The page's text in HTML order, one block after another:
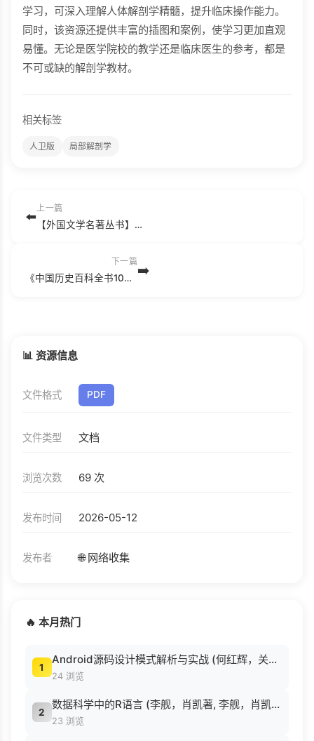
学习，可深入理解人体解剖学精髓，提升临床操作能力。
同时，该资源还提供丰富的插图和案例，使学习更加直观
易懂。无论是医学院校的教学还是临床医生的参考，都是
不可或缺的解剖学教材。
相关标签
人卫版 局部解剖学
⬅️
上一篇
【外国文学名著丛书】埃涅阿斯纪[古罗马]维吉尔 杨周翰.pdf
下一篇
《中国历史百科全书10：民族与对外关系卷》主编：徐寒.pdf ➡️
📊 资源信息
文件格式 PDF
文件类型 文档
浏览次数 69 次
发布时间 2026-05-12
发布者 🌐 网络收集
🔥 本月热门
1
Android源码设计模式解析与实战 (何红辉，关爱民著, 何红辉, 关爱民著, 何红辉, 关爱民).pdf
24 浏览
2
数据科学中的R语言 (李舰，肖凯著, 李舰，肖凯著；吴喜之审校, Pdg2Pic).pdf
23 浏览